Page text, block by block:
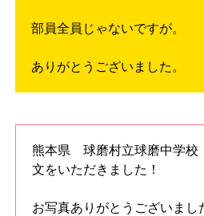
部員全員じゃないですが。
ありがとうございました。
熊本県 球磨村立球磨中学校
文をいただきました！
お写真ありがとうございまし